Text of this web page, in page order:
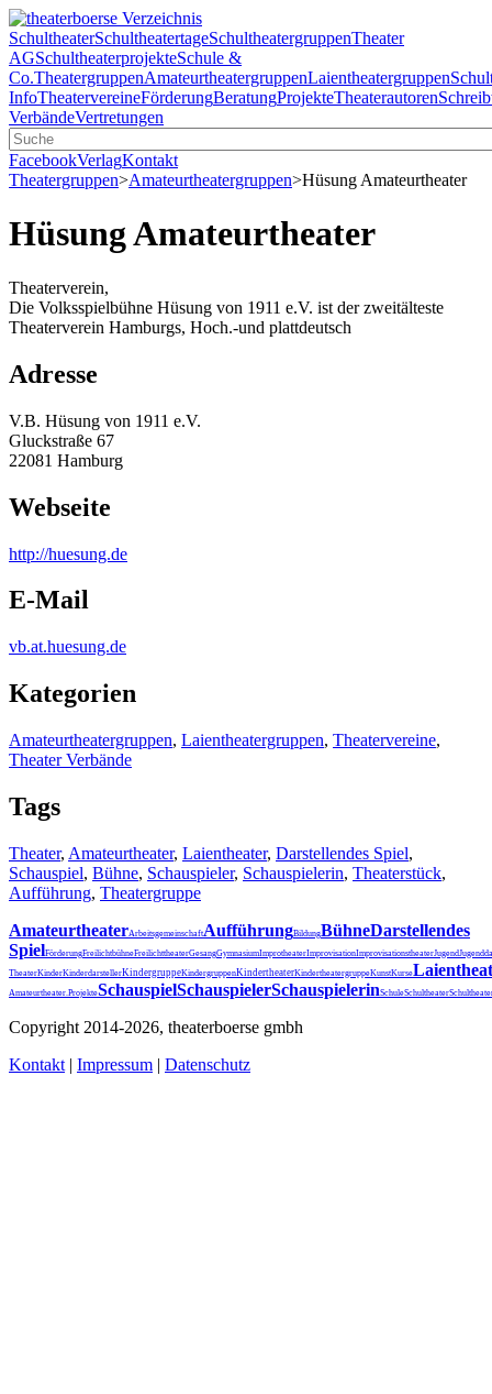
SchultheaterSchultheatertageSchultheatergruppenTheater
AGSchultheaterprojekteSchule &
Co.TheatergruppenAmateurtheatergruppenLaientheatergruppen
InfoTheatervereineFörderungBeratungProjekteTheaterautoren
VerbändeVertretungen
FacebookVerlagKontakt
Theatergruppen>Amateurtheatergruppen>Hüsung Amateurtheater
Hüsung Amateurtheater
Theaterverein,
Die Volksspielbühne Hüsung von 1911 e.V. ist der zweitälteste
Theaterverein Hamburgs, Hoch.-und plattdeutsch
Adresse
V.B. Hüsung von 1911 e.V.
Gluckstraße 67
22081 Hamburg
Webseite
http://huesung.de
E-Mail
vb.at.huesung.de
Kategorien
Amateurtheatergruppen, Laientheatergruppen, Theatervereine,
Theater Verbände
Tags
Theater, Amateurtheater, Laientheater, Darstellendes Spiel,
Schauspiel, Bühne, Schauspieler, Schauspielerin, Theaterstück,
Aufführung, Theatergruppe
AmateurtheaterArbeitsgemeinschaftAufführungBildungBühneDarstellendes
SpielFörderungFreilichtbühneFreilichttheaterGesangGymnasiumImprotheaterImprovisationImprovisationstheaterJugend
TheaterKinderKinderdarstellerKindergruppeKindergruppenKindertheaterKindertheatergruppeKunstKurse
Amateurtheater.ProjekteSchauspielSchauspielerSchauspielerinSchuleSchultheater
Copyright 2014-2026, theaterboerse gmbh
Kontakt | Impressum | Datenschutz